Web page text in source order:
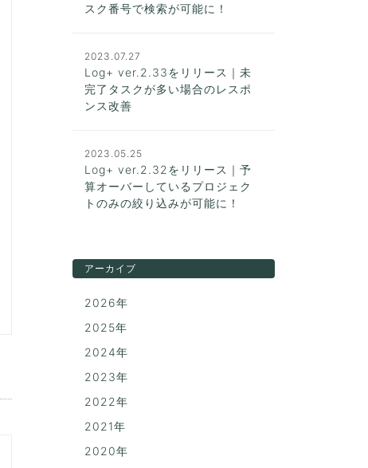
スク番号で検索が可能に！
2023.07.27
Log+ ver.2.33をリリース｜未
完了タスクが多い場合のレスポ
ンス改善
2023.05.25
Log+ ver.2.32をリリース｜予
算オーバーしているプロジェク
トのみの絞り込みが可能に！
アーカイブ
2026年
2025年
2024年
2023年
2022年
2021年
2020年